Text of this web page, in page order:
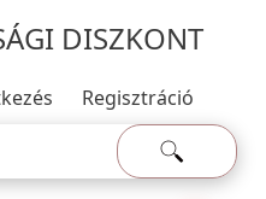
DISZKONT
Regisztráció